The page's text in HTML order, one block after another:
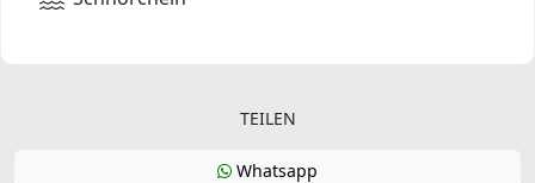
TEILEN
Whatsapp